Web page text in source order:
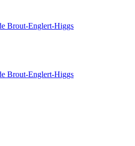
Brout-Englert-Higgs
Brout-Englert-Higgs